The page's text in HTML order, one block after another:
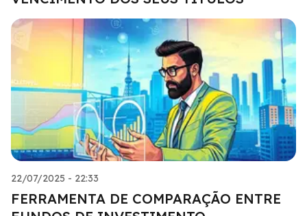
22/07/2025 - 22:33
FERRAMENTA DE COMPARAÇÃO ENTRE